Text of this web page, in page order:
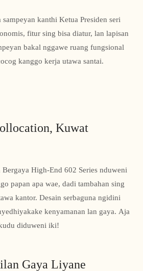
kanthi Ketua Presiden seri
fitur sing bisa diatur, lan lapisan
bakal nggawe ruang fungsional
kanggo kerja utawa santai.
Kuwat
High-End 602 Series nduweni
papan apa wae, dadi tambahan sing
kantor. Desain serbaguna ngidini
kenyamanan lan gaya. Aja
diduweni iki!
Gaya Liyane